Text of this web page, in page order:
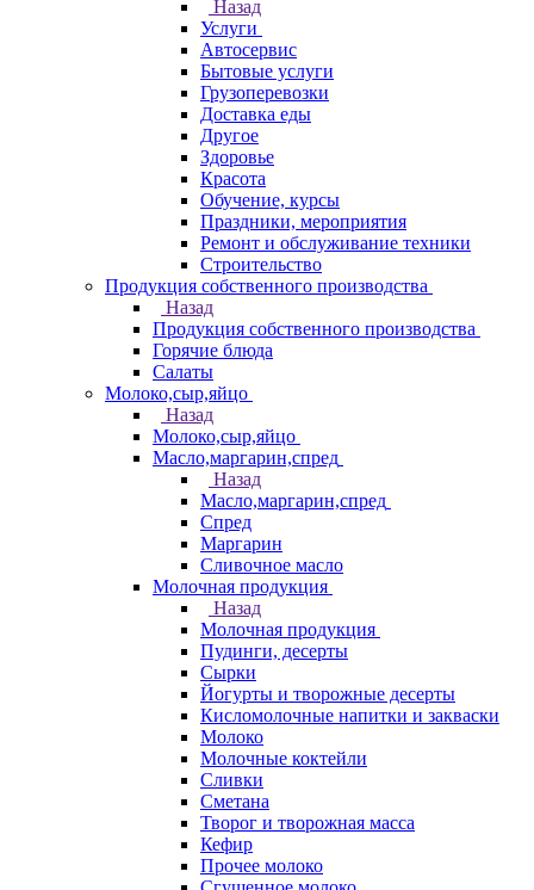
Назад
Услуги
Автосервис
Бытовые услуги
Грузоперевозки
Доставка еды
Другое
Здоровье
Красота
Обучение, курсы
Праздники, мероприятия
Ремонт и обслуживание техники
Строительство
Продукция собственного производства
Назад
Продукция собственного производства
Горячие блюда
Салаты
Молоко,сыр,яйцо
Назад
Молоко,сыр,яйцо
Масло,маргарин,спред
Назад
Масло,маргарин,спред
Спред
Маргарин
Сливочное масло
Молочная продукция
Назад
Молочная продукция
Пудинги, десерты
Сырки
Йогурты и творожные десерты
Кисломолочные напитки и закваски
Молоко
Молочные коктейли
Сливки
Сметана
Творог и творожная масса
Кефир
Прочее молоко